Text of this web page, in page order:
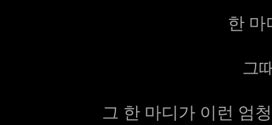
한 마
그
그 한 마디가 이런 엄